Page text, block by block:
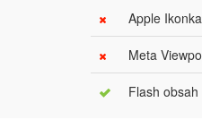
Apple Ikonka
Meta
Flash obsah